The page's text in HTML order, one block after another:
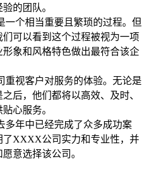
的团队。
一个相当重要且繁琐的过程。但
可以看到这个过程被视为一项
象和风格特色做出最符合该企
重视客户对服务的体验。无论是
后，他们都将以高效、及时、
心服务。
多年中已经完成了众多成功案
了XXXX公司实力和专业性，并
意选择该公司。